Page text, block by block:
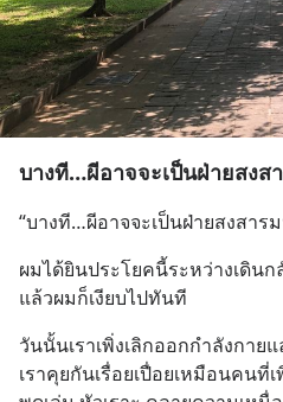
บางที…ผีอาจจะเป็นฝ่ายสงส
“บางที…ผีอาจจะเป็นฝ่ายสงสาร
ผมได้ยินประโยคนี้ระหว่างเดิน
แล้วผมก็เงียบไปทันที
วันนั้นเราเพิ่งเลิกออกกำลังกา
เราคุยกันเรื่อยเปื่อยเหมือนคนที่